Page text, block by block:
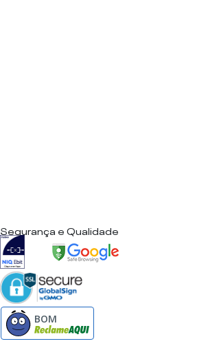
Segurança e Qualidade
BOM